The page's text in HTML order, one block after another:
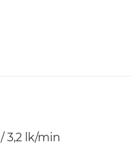
3,2 lk/min